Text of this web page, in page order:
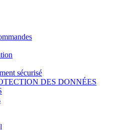
sécurisé
DES DONNÉES